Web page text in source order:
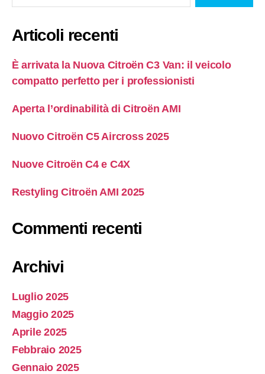
Articoli recenti
È arrivata la Nuova Citroën C3 Van: il veicolo
compatto perfetto per i professionisti
Aperta l’ordinabilità di Citroën AMI
Nuovo Citroën C5 Aircross 2025
Nuove Citroën C4 e C4X
Restyling Citroën AMI 2025
Commenti recenti
Archivi
Luglio 2025
Maggio 2025
Aprile 2025
Febbraio 2025
Gennaio 2025